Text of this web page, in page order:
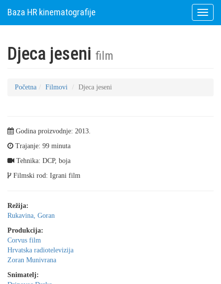
Toggle
Baza HR kinematografije
Djeca jeseni film
Početna Filmovi Djeca jeseni
Godina proizvodnje: 2013.
Trajanje: 99 minuta
Tehnika: DCP, boja
Filmski rod: Igrani film
Režija:
Rukavina, Goran
Produkcija:
Corvus film
Hrvatska radiotelevizija
Zoran Munivrana
Snimatelj: